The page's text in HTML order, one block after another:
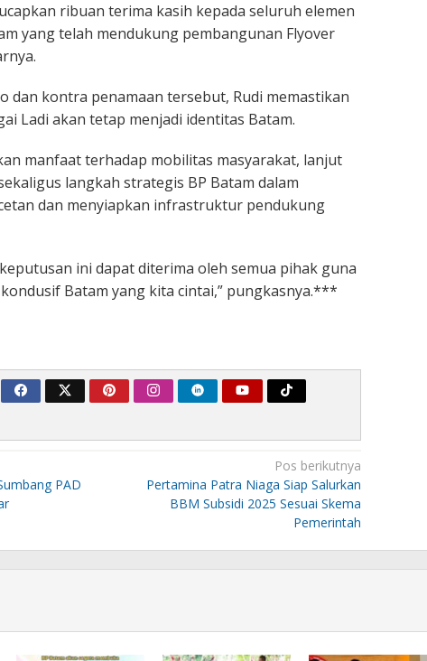
ribuan terima kasih kepada seluruh elemen
yang telah mendukung pembangunan Flyover
dan kontra penamaan tersebut, Rudi memastikan
Ladi akan tetap menjadi identitas Batam.
manfaat terhadap mobilitas masyarakat, lanjut
langkah strategis BP Batam dalam
dan menyiapkan infrastruktur pendukung
ini dapat diterima oleh semua pihak guna
Batam yang kita cintai,” pungkasnya.***
PAD
Pos berikutnya
Pertamina Patra Niaga Siap Salurkan
BBM Subsidi 2025 Sesuai Skema
Pemerintah